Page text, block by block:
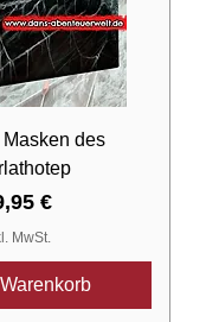
des
€
MwSt.